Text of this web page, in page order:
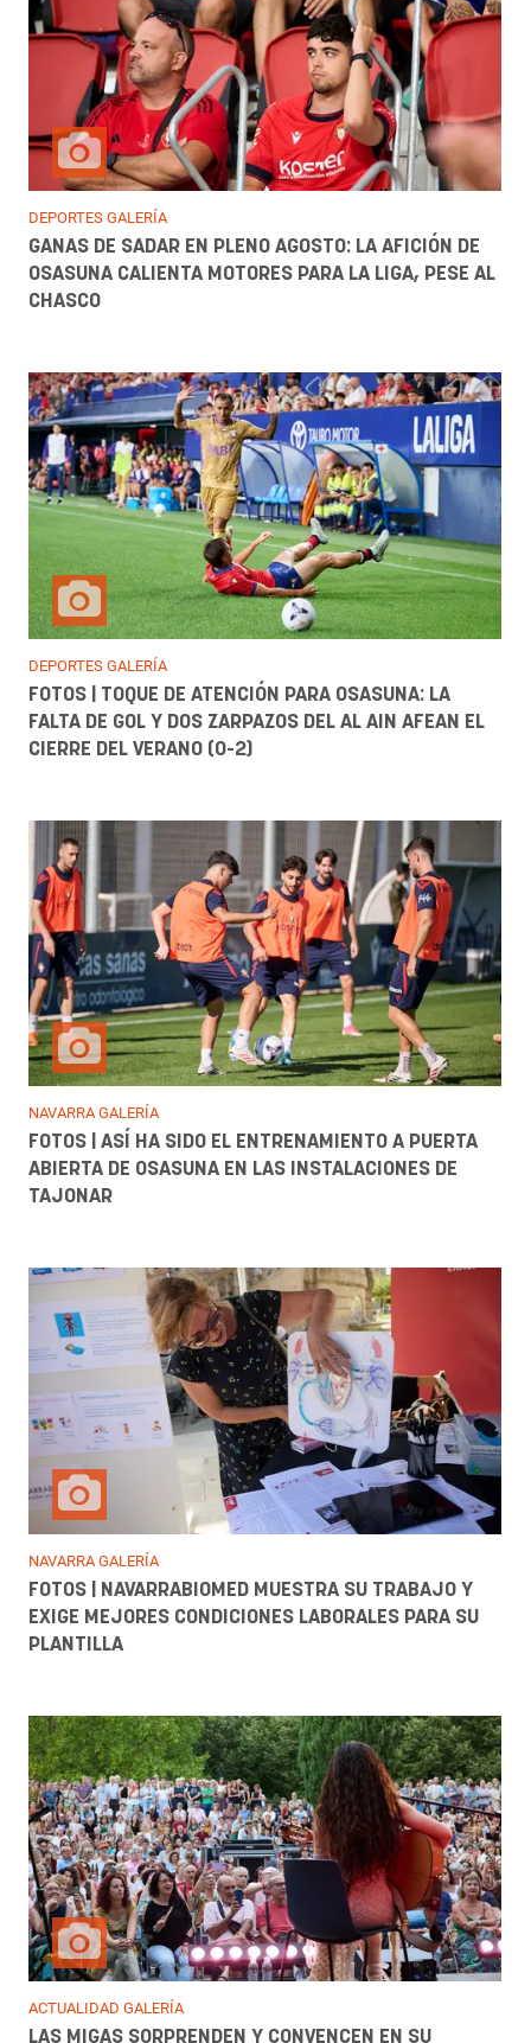
DEPORTES GALERÍA
GANAS DE SADAR EN PLENO AGOSTO: LA AFICIÓN DE
OSASUNA CALIENTA MOTORES PARA LA LIGA, PESE AL
CHASCO
DEPORTES GALERÍA
FOTOS | TOQUE DE ATENCIÓN PARA OSASUNA: LA
FALTA DE GOL Y DOS ZARPAZOS DEL AL AIN AFEAN EL
CIERRE DEL VERANO (0-2)
NAVARRA GALERÍA
FOTOS | ASÍ HA SIDO EL ENTRENAMIENTO A PUERTA
ABIERTA DE OSASUNA EN LAS INSTALACIONES DE
TAJONAR
NAVARRA GALERÍA
FOTOS | NAVARRABIOMED MUESTRA SU TRABAJO Y
EXIGE MEJORES CONDICIONES LABORALES PARA SU
PLANTILLA
ACTUALIDAD GALERÍA
LAS MIGAS SORPRENDEN Y CONVENCEN EN SU